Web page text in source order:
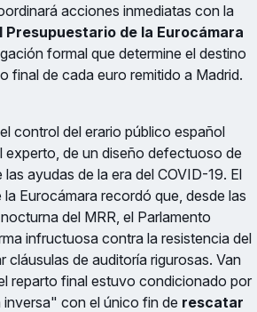
acciones inmediatas con la
Presupuestario de la Eurocámara
formal que determine el destino
final de cada euro remitido a Madrid.
control del erario público español
experto, de un diseño defectuoso de
ayudas de la era del COVID-19. El
Eurocámara recordó que, desde las
del MRR, el Parlamento
infructuosa contra la resistencia del
cláusulas de auditoría rigurosas. Van
reparto final estuvo condicionado por
con el único fin de rescatar